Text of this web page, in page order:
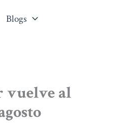
Blogs
vuelve al